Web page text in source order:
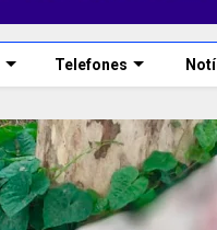
Telefones